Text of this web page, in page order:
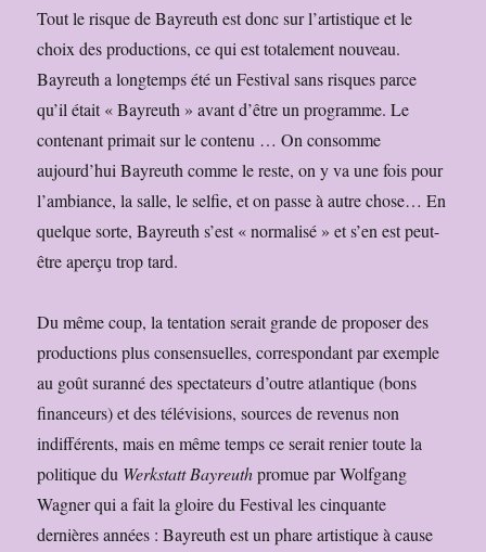
Tout le risque de Bayreuth est donc sur l’artistique et le
choix des productions, ce qui est totalement nouveau.
Bayreuth a longtemps été un Festival sans risques parce
qu’il était « Bayreuth » avant d’être un programme. Le
contenant primait sur le contenu … On consomme
aujourd’hui Bayreuth comme le reste, on y va une fois pour
l’ambiance, la salle, le selfie, et on passe à autre chose… En
quelque sorte, Bayreuth s’est « normalisé » et s’en est peut-
être aperçu trop tard.
Du même coup, la tentation serait grande de proposer des
productions plus consensuelles, correspondant par exemple
au goût suranné des spectateurs d’outre atlantique (bons
financeurs) et des télévisions, sources de revenus non
indifférents, mais en même temps ce serait renier toute la
politique du Werkstatt Bayreuthpromue par Wolfgang
Wagner qui a fait la gloire du Festival les cinquante
dernières années : Bayreuth est un phare artistique à cause